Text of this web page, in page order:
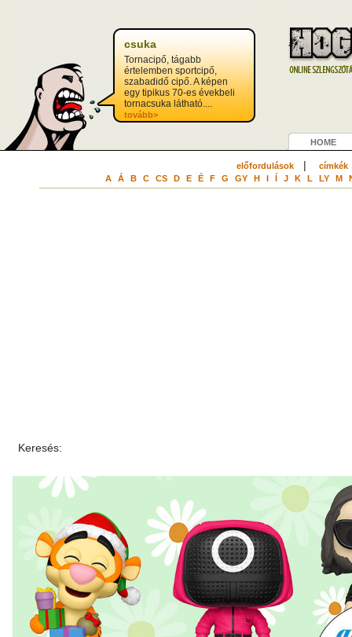
csuka
Tornacipő, tágabb
értelemben sportcipő,
szabadidő cipő. A képen
egy tipikus 70-es évekbeli
tornacsuka látható....
tovább>
HOME
előfordulások| címkék
A Á B C CS D E É F G GY H I Í J K L LY M
Keresés: